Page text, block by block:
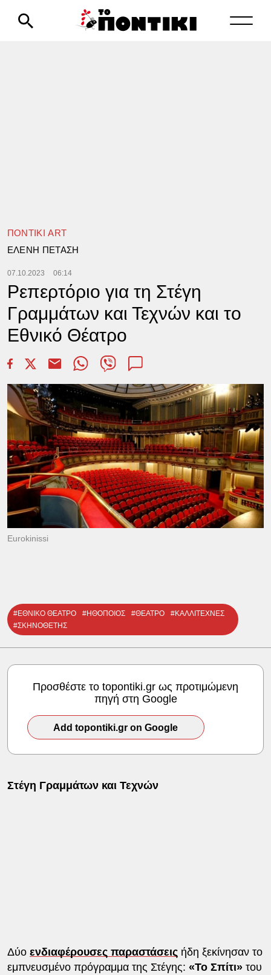
ΠΟΝΤΙΚΙ ART
ΕΛΕΝΗ ΠΕΤΑΣΗ
07.10.2023 06:14
Ρεπερτόριο για τη Στέγη
Γραμμάτων και Τεχνών και το
Εθνικό Θέατρο
Eurokinissi
#ΕΘΝΙΚΟ ΘΕΑΤΡΟ #ΗΘΟΠΟΙΟΣ #ΘΕΑΤΡΟ
#ΚΑΛΛΙΤΕΧΝΕΣ
#ΣΚΗΝΟΘΕΤΗΣ
Προσθέστε το topontiki.gr ως προτιμώμενη
πηγή στη Google
Add topontiki.gr on Google
Στέγη Γραμμάτων και Τεχνών
Δύο ενδιαφέρουσες παραστάσειςήδη ξεκίνησαν το
εμπνευσμένο πρόγραμμα της Στέγης: «Το Σπίτι» του